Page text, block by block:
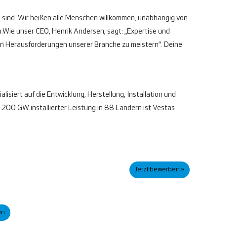
Wir heißen alle Menschen willkommen, unabhängig von
Wie unser CEO, Henrik Andersen, sagt: „Expertise und
Herausforderungen unserer Branche zu meistern“. Deine
auf die Entwicklung, Herstellung, Installation und
200 GW installierter Leistung in 88 Ländern ist Vestas
Jetzt bewerben »